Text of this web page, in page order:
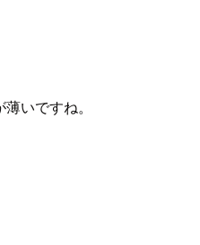
いですね。